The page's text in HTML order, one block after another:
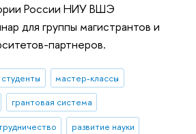
России НИУ ВШЭ
для группы магистрантов и
партнеров.
студенты
мастер-классы
грантовая система
развитие науки